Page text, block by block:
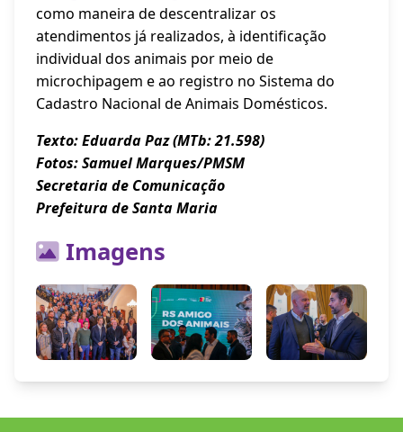
como maneira de descentralizar os
atendimentos já realizados, à identificação
individual dos animais por meio de
microchipagem e ao registro no Sistema do
Cadastro Nacional de Animais Domésticos.
Texto: Eduarda Paz (MTb: 21.598)
Fotos: Samuel Marques/PMSM
Secretaria de Comunicação
Prefeitura de Santa Maria
Imagens